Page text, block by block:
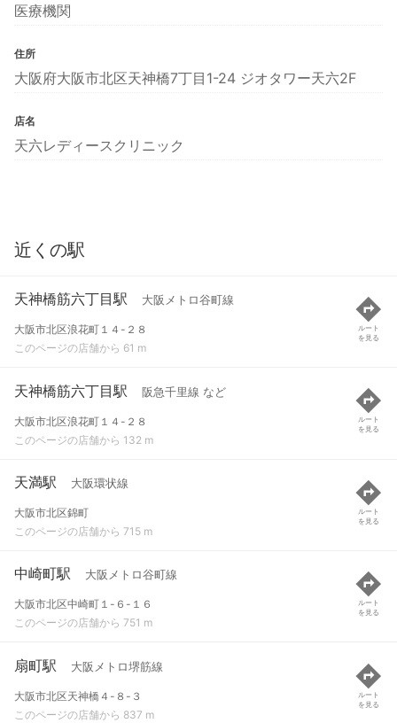
医療機関
住所
大阪府大阪市北区天神橋7丁目1-24 ジオタワー天六2F
店名
天六レディースクリニック
近くの駅
天神橋筋六丁目駅 大阪メトロ谷町線
大阪市北区浪花町１４-２８
このページの店舗から 61 m
ルート
を見る
天神橋筋六丁目駅 阪急千里線 など
大阪市北区浪花町１４-２８
このページの店舗から 132 m
ルート
を見る
天満駅 大阪環状線
大阪市北区錦町
このページの店舗から 715 m
ルート
を見る
中崎町駅 大阪メトロ谷町線
大阪市北区中崎町１-６-１６
このページの店舗から 751 m
ルート
を見る
扇町駅 大阪メトロ堺筋線
大阪市北区天神橋４-８-３
このページの店舗から 837 m
ルート
を見る